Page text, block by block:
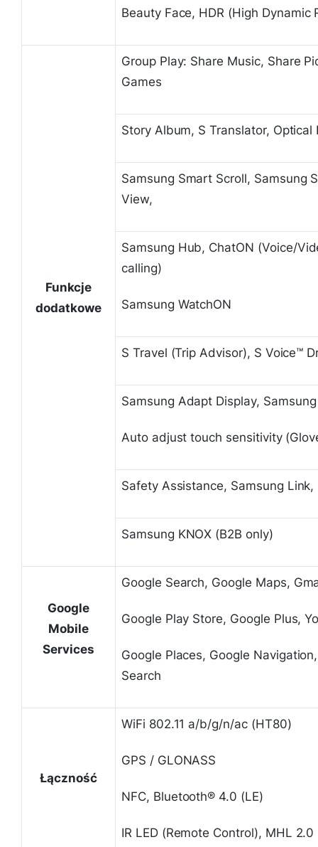
Beauty Face, HDR (High Dynamic
Funkcje
dodatkowe
Group Play: Share Music, Share
Games
Story Album, S Translator, Optical
Samsung Smart Scroll, Samsung
View,
Samsung Hub, ChatON (Voice/
calling)
Samsung WatchON
S Travel (Trip Advisor), S Voice™
Samsung Adapt Display,
Auto adjust touch sensitivity
Safety Assistance, Samsung
Samsung KNOX (B2B only)
Google
Mobile
Services
Google Search, Google Maps,
Google Play Store, Google Plus,
Google Places, Google
Search
Łączność
WiFi 802.11 a/b/g/n/ac (HT80)
GPS / GLONASS
NFC, Bluetooth® 4.0 (LE)
IR LED (Remote Control), MHL 2.0